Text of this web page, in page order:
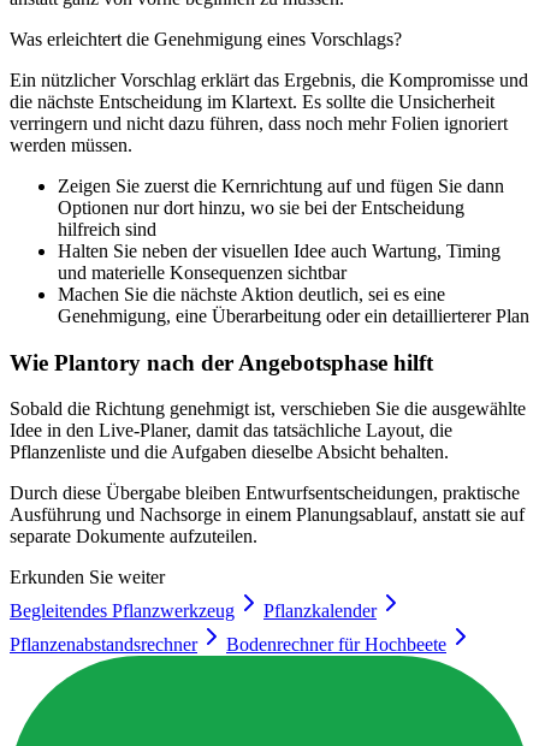
Was erleichtert die Genehmigung eines Vorschlags?
Ein nützlicher Vorschlag erklärt das Ergebnis, die Kompromisse und
die nächste Entscheidung im Klartext. Es sollte die Unsicherheit
verringern und nicht dazu führen, dass noch mehr Folien ignoriert
werden müssen.
Zeigen Sie zuerst die Kernrichtung auf und fügen Sie dann
Optionen nur dort hinzu, wo sie bei der Entscheidung
hilfreich sind
Halten Sie neben der visuellen Idee auch Wartung, Timing
und materielle Konsequenzen sichtbar
Machen Sie die nächste Aktion deutlich, sei es eine
Genehmigung, eine Überarbeitung oder ein detaillierterer Plan
Wie Plantory nach der Angebotsphase hilft
Sobald die Richtung genehmigt ist, verschieben Sie die ausgewählte
Idee in den Live-Planer, damit das tatsächliche Layout, die
Pflanzenliste und die Aufgaben dieselbe Absicht behalten.
Durch diese Übergabe bleiben Entwurfsentscheidungen, praktische
Ausführung und Nachsorge in einem Planungsablauf, anstatt sie auf
separate Dokumente aufzuteilen.
Erkunden Sie weiter
Begleitendes Pflanzwerkzeug
Pflanzkalender
Pflanzenabstandsrechner
Bodenrechner für Hochbeete